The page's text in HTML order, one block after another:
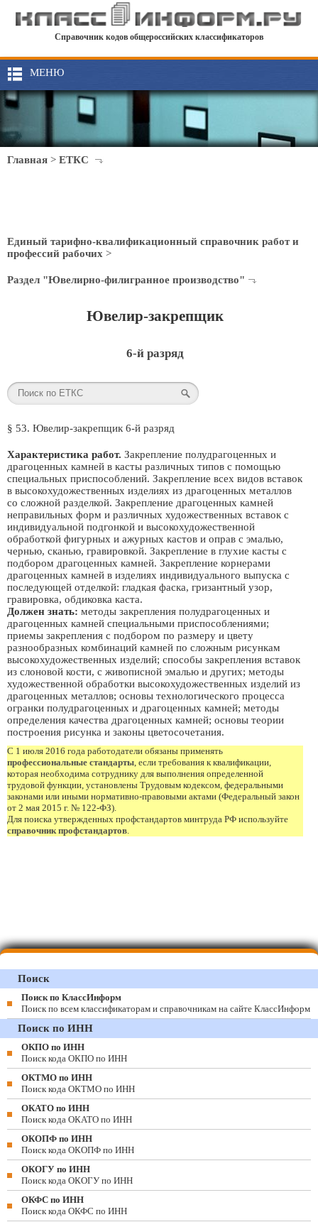
Справочник кодов общероссийских классификаторов
МЕНЮ
Главная > ЕТКС
Единый тарифно-квалификационный справочник работ и
профессий рабочих >
Раздел "Ювелирно-филигранное производство"
Ювелир-закрепщик
6-й разряд
§ 53. Ювелир-закрепщик 6-й разряд
Характеристика работ. Закрепление полудрагоценных и
драгоценных камней в касты различных типов с помощью
специальных приспособлений. Закрепление всех видов вставок
в высокохудожественных изделиях из драгоценных металлов
со сложной разделкой. Закрепление драгоценных камней
неправильных форм и различных художественных вставок с
индивидуальной подгонкой и высокохудожественной
обработкой фигурных и ажурных кастов и оправ с эмалью,
чернью, сканью, гравировкой. Закрепление в глухие касты с
подбором драгоценных камней. Закрепление корнерами
драгоценных камней в изделиях индивидуального выпуска с
последующей отделкой: гладкая фаска, гризантный узор,
гравировка, обдиковка каста.
Должен знать: методы закрепления полудрагоценных и
драгоценных камней специальными приспособлениями;
приемы закрепления с подбором по размеру и цвету
разнообразных комбинаций камней по сложным рисункам
высокохудожественных изделий; способы закрепления вставок
из слоновой кости, с живописной эмалью и других; методы
художественной обработки высокохудожественных изделий из
драгоценных металлов; основы технологического процесса
огранки полудрагоценных и драгоценных камней; методы
определения качества драгоценных камней; основы теории
построения рисунка и законы цветосочетания.
С 1 июля 2016 года работодатели обязаны применять
профессиональные стандарты, если требования к квалификации,
которая необходима сотруднику для выполнения определенной
трудовой функции, установлены Трудовым кодексом, федеральными
законами или иными нормативно-правовыми актами (Федеральный закон
от 2 мая 2015 г. № 122-ФЗ).
Для поиска утвержденных профстандартов минтруда РФ используйте
справочник профстандартов.
Поиск
Поиск по КлассИнформ
Поиск по всем классификаторам и справочникам на сайте КлассИнформ
Поиск по ИНН
ОКПО по ИНН
Поиск кода ОКПО по ИНН
ОКТМО по ИНН
Поиск кода ОКТМО по ИНН
ОКАТО по ИНН
Поиск кода ОКАТО по ИНН
ОКОПФ по ИНН
Поиск кода ОКОПФ по ИНН
ОКОГУ по ИНН
Поиск кода ОКОГУ по ИНН
ОКФС по ИНН
Поиск кода ОКФС по ИНН